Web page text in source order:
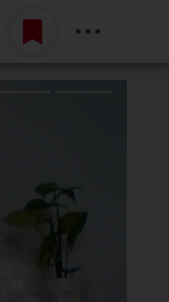
Belépés